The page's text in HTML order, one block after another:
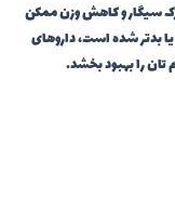
سیگار و کاهش وزن ممکن
بدتر شده است، داروهای
تان را بهبود بخشد.